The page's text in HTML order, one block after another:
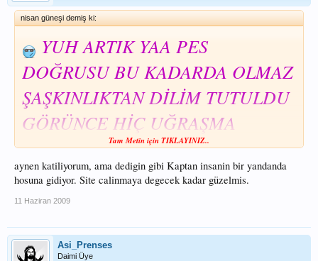
nisan güneşi demiş ki:
YUH ARTIK YAA PES
DOĞRUSU BU KADARDA OLMAZ
ŞAŞKINLIKTAN DİLİM TUTULDU
GÖRÜNCE HİÇ UĞRAŞMA
ZAHMETİNE KATLANMAMIŞ
DİREK KOPYALAMIŞLAR,BENCE
BU HIRSIZLIKTAN ÖTE BİRŞEY
ALÇAKLIK EVET RESMEN
ALÇAKLIK BU
Tam Metin için TIKLAYINIZ..
aynen katiliyorum, ama dedigin gibi Kaptan insanin bir yandanda
hosuna gidiyor. Site calinmaya degecek kadar güzelmis.
11 Haziran 2009
Asi_Prenses
Daimi Üye